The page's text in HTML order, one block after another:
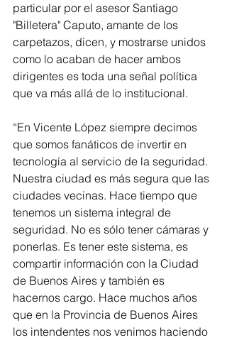
particular por el asesor Santiago
"Billetera" Caputo, amante de los
carpetazos, dicen, y mostrarse unidos
como lo acaban de hacer ambos
dirigentes es toda una señal política
que va más allá de lo institucional.
“En Vicente López siempre decimos
que somos fanáticos de invertir en
tecnología al servicio de la seguridad.
Nuestra ciudad es más segura que las
ciudades vecinas. Hace tiempo que
tenemos un sistema integral de
seguridad. No es sólo tener cámaras y
ponerlas. Es tener este sistema, es
compartir información con la Ciudad
de Buenos Aires y también es
hacernos cargo. Hace muchos años
que en la Provincia de Buenos Aires
los intendentes nos venimos haciendo